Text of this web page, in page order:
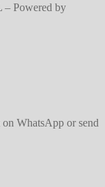
– Powered by
WhatsApp or send